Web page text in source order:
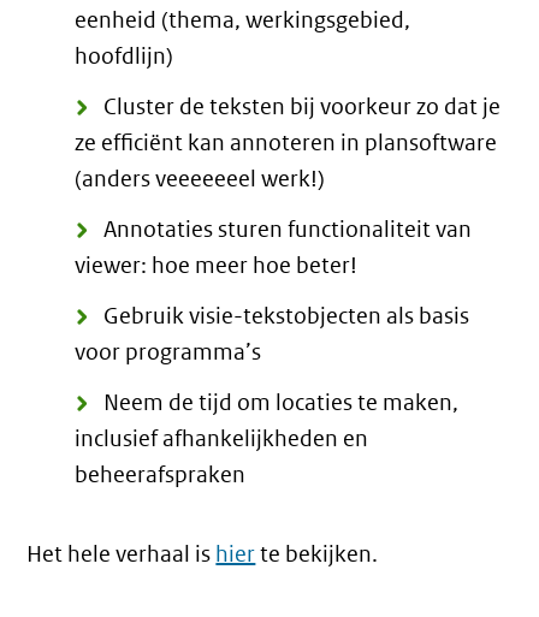
eenheid (thema, werkingsgebied,
hoofdlijn)
Cluster de teksten bij voorkeur zo dat je
ze efficiënt kan annoteren in plansoftware
(anders veeeeeeel werk!)
Annotaties sturen functionaliteit van
viewer: hoe meer hoe beter!
Gebruik visie-tekstobjecten als basis
voor programma’s
Neem de tijd om locaties te maken,
inclusief afhankelijkheden en
beheerafspraken
Het hele verhaal is hierte bekijken.